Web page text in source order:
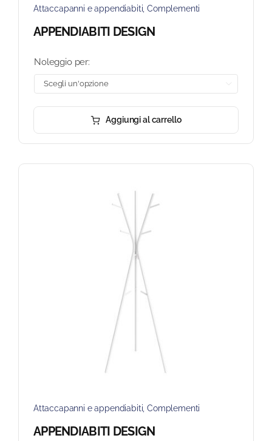
Attaccapanni e appendiabiti ,Complementi
APPENDIABITI DESIGN
Noleggio per:
Aggiungi al carrello
Attaccapanni e appendiabiti ,Complementi
APPENDIABITI DESIGN